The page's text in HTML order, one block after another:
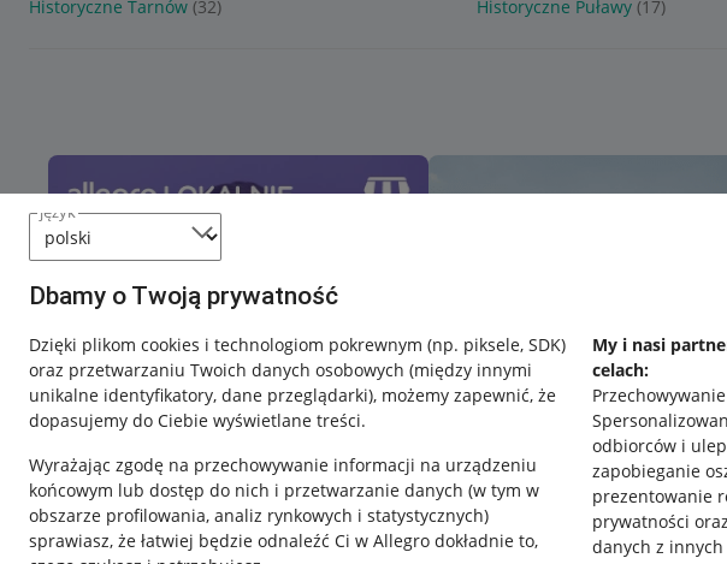
język
Dbamy o Twoją prywatność
Dzięki plikom cookies i technologiom pokrewnym (np. piksele, SDK)
oraz przetwarzaniu Twoich danych osobowych (między innymi
unikalne identyfikatory, dane przeglądarki), możemy zapewnić, że
dopasujemy do Ciebie wyświetlane treści.
Wyrażając zgodę na przechowywanie informacji na urządzeniu
końcowym lub dostęp do nich i przetwarzanie danych (w tym w
obszarze profilowania, analiz rynkowych i statystycznych)
sprawiasz, że łatwiej będzie odnaleźć Ci w Allegro dokładnie to,
My i nasi
celach:
odbiorców i
zapobieganie
prezentowanie
prywatności
danych z innych
Historyczne Tarnów (32) Historyczne Puławy (17)